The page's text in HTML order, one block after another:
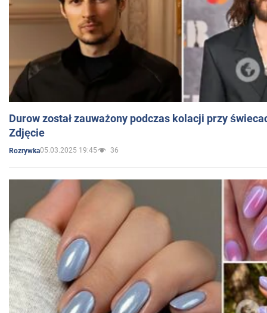
Durow został zauważony podczas kolacji przy
Zdjęcie
Rozrywka05.03.2025 19:45 36